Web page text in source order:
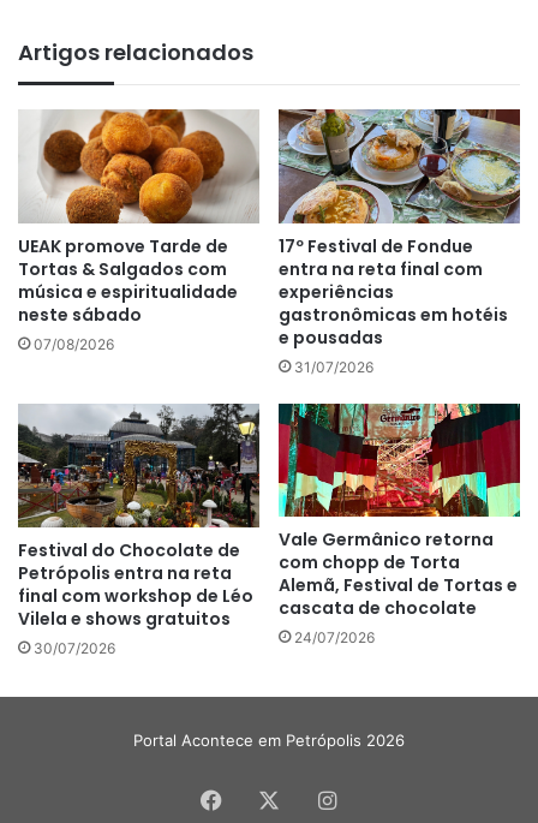
Artigos relacionados
UEAK promove Tarde de
Tortas & Salgados com
música e espiritualidade
neste sábado
07/08/2026
17º Festival de Fondue
entra na reta final com
experiências
gastronômicas em hotéis
e pousadas
31/07/2026
Festival do Chocolate de
Petrópolis entra na reta
final com workshop de Léo
Vilela e shows gratuitos
30/07/2026
Vale Germânico retorna
com chopp de Torta
Alemã, Festival de Tortas e
cascata de chocolate
24/07/2026
Portal Acontece em Petrópolis 2026
Facebook Instagram